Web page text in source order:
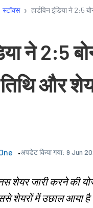
स्टॉक्स › हार्डविन इंडिया ने 2:5
ने 2:5
तिथि और
अपडेट किया गया: 9 Jun
शेयर जारी करने की
शेयरों में उछाल आया